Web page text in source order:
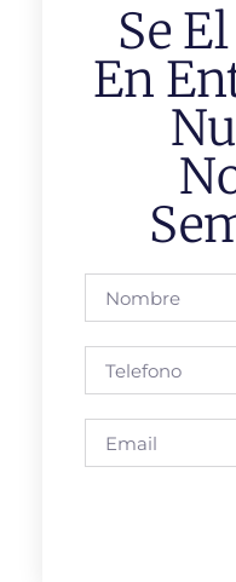
Se
En